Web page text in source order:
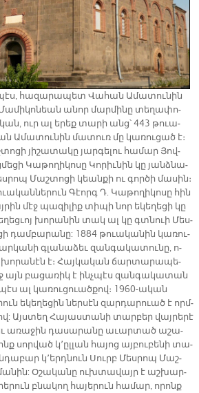
հա­զա­րա­պետ Վա­հան Ա­մա­տու­նին
Մա­մի­կո­նեա­ն ա­նոր մար­մի­նը տե­ղա­փո­
ուր ալ ե­րեք տա­րի անց՝ 443 թուա­
Ա­մա­տու­նին մա­տուռ մը կա­ռու­ցած է։
յի­շա­տա­կը յար­գե­լու հա­մար Յով­
Կա­թո­ղի­կո­սը Կո­րիւ­նին կը յանձ­նա­
Մաշ­տո­ցի կեան­քի ու գոր­ծի մա­սին։
Գէորգ Դ. Կա­թո­ղի­կո­սը հին
մէջ պա­զի­լիք տի­պի նոր ե­կե­ղե­ցի կը
խո­րա­նին տակ ալ կը գտնուի Մես­
դամ­բա­րա­նը: 1884 թուա­կա­նին կա­ռու­
գլա­նա­ձեւ զան­գա­կա­տու­նը, ո­
խո­րա­նէն է։ Հայ­կա­կան ճար­տա­րա­պե­
այն բա­ցա­ռիկ է ինչ­պէս զան­գա­կա­տան
ալ կա­ռու­ցուած­քով։ 1960-ա­կան
ե­կե­ղե­ցին ներ­սէն զար­դա­րուած է որմ­
Այս­տեղ Հա­յաս­տա­նի տար­բեր վայ­րե­րէ
ա­ռա­ջին դա­սա­րա­նը ա­ւար­տած ա­շա­
սո­րված կ՚ըլ­լան հա­յոց այ­բու­բե­նի տա­
կ՚եր­դնուն Սուրբ Մես­րոպ Մաշ­
Օ­շա­կա­նը ուխ­տա­վայր է աշ­խար­
բնա­կող հա­յե­րուն հա­մար, ո­րոնք